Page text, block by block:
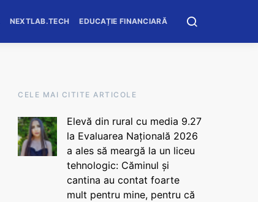
NEXTLAB.TECH EDUCAȚIE FINANCIARĂ
CELE MAI CITITE ARTICOLE
Elevă din rural cu media 9.27
la Evaluarea Națională 2026
a ales să meargă la un liceu
tehnologic: Căminul și
cantina au contat foarte
mult pentru mine, pentru că